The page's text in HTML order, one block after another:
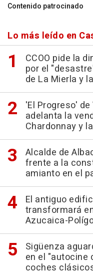
Contenido patrocinado
Lo más leído en
CCOO pide la
por el
de La Mierla y
'El Progreso'
adelanta la
Chardonnay y
Alcalde de
frente a la
amianto en el
El antiguo
transformará
Azucaica-
Sigüenza
en el "autocine
coches